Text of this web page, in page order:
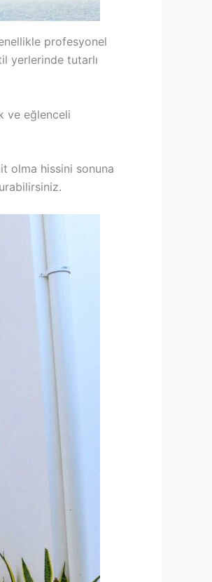
profesyonel
yerlerinde tutarlı
ve eğlenceli
olma hissini sonuna